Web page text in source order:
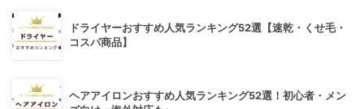
ドライヤーおすすめ人気ランキング52選【速乾・くせ毛・
コスパ商品】
ヘアアイロンおすすめ人気ランキング52選！初心者・メン